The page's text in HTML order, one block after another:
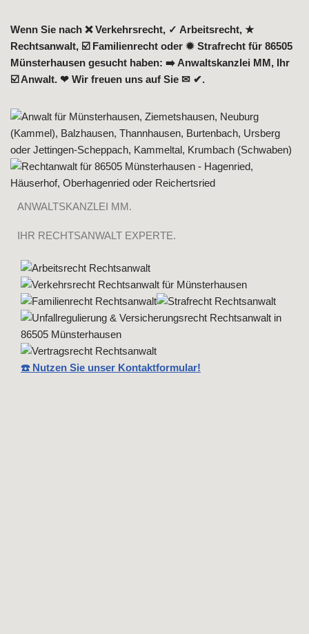
Wenn Sie nach ❌ Verkehrsrecht, ✓ Arbeitsrecht, ★
Rechtsanwalt, ☑️ Familienrecht oder ✹ Strafrecht für 86505
Münsterhausen gesucht haben: ➡️ Anwaltskanzlei MM, Ihr
☑️ Anwalt. ❤ Wir freuen uns auf Sie ✉ ✔.
ANWALTSKANZLEI MM.
IHR RECHTSANWALT EXPERTE.
☎️ Nutzen Sie unser Kontaktformular!